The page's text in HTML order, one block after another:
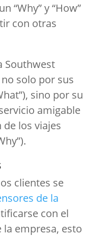
“Why” y “How”
con otras
Southwest
solo por sus
sino por su
amigable
los viajes
clientes se
de la
con el
empresa, esto